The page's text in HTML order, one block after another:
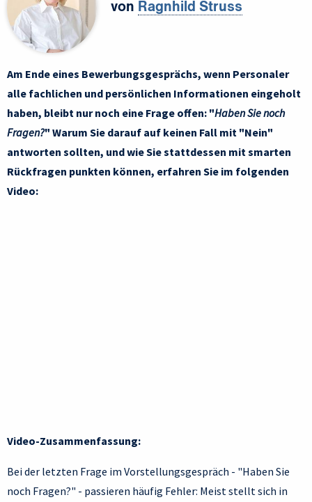
von Ragnhild Struss
Am Ende eines Bewerbungsgesprächs, wenn Personaler
alle fachlichen und persönlichen Informationen eingeholt
haben, bleibt nur noch eine Frage offen: "Haben Sie noch
Fragen?" Warum Sie darauf auf keinen Fall mit "Nein"
antworten sollten, und wie Sie stattdessen mit smarten
Rückfragen punkten können, erfahren Sie im folgenden
Video:
Video-Zusammenfassung:
Bei der letzten Frage im Vorstellungsgespräch - "Haben Sie
noch Fragen?" - passieren häufig Fehler: Meist stellt sich in